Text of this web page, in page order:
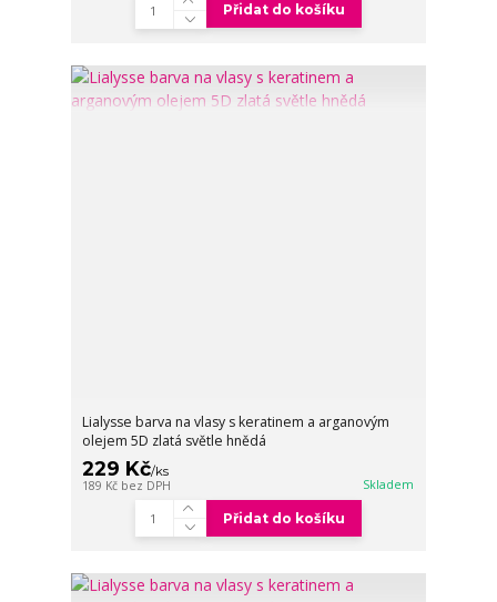
Přidat do košíku
Lialysse barva na vlasy s keratinem a arganovým
olejem 5D zlatá světle hnědá
229 Kč/ks
189 Kč bez DPH Skladem
Přidat do košíku